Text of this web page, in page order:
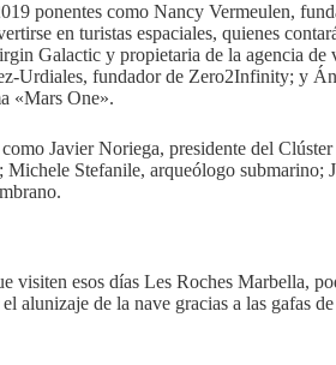
ponentes como Nancy Vermeulen,
en turistas espaciales, quienes
Galactic y propietaria de la agencia de
Urdiales, fundador de Zero2Infinity; y
«Mars One».
Javier Noriega, presidente del
Stefanile, arqueólogo submarino;
visiten esos días Les Roches Marbella,
alunizaje de la nave gracias a las gafas